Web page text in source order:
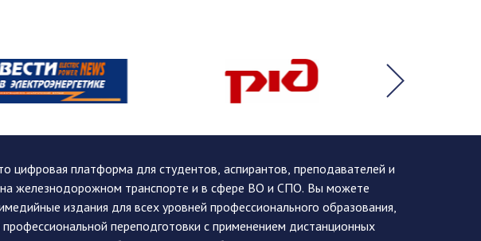
платформа для студентов, аспирантов, преподавателей и
железнодорожном транспорте и в сфере ВО и СПО. Вы можете
издания для всех уровней профессионального образования,
переподготовки с применением дистанционных